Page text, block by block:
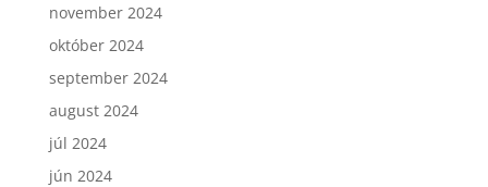
november 2024
október 2024
september 2024
august 2024
júl 2024
jún 2024